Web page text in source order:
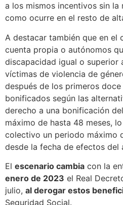
a los mismos incentivos sin la
como ocurre en el resto de
A destacar también que en el
cuenta propia o autónomos
discapacidad igual o superior
víctimas de violencia de
después de los primeros
bonificados según las
derecho a una bonificación
máximo de hasta 48 meses,
colectivo un periodo máximo
desde la fecha de efectos del
El escenario cambia con la
enero de 2023 el Real
julio, al derogar estos
Seguridad Social.